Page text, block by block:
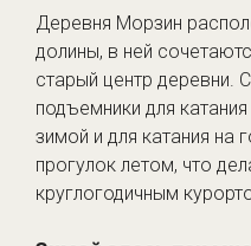
Деревня Морзин
долины, в ней
старый центр деревни.
подъемники для
зимой и для катания на
прогулок летом, что
круглогодичным